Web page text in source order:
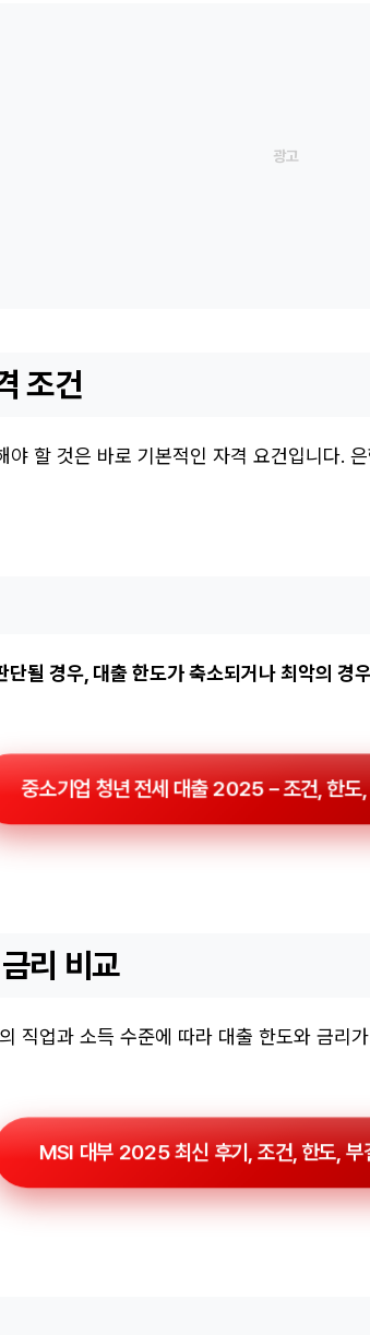
조건
할 것은 바로 기본적인 자격 요건입니다.
될 경우, 대출 한도가 축소되거나 최악의 경
중소기업 청년 전세 대출 2025 – 조건, 한
리 비교
직업과 소득 수준에 따라 대출 한도와 금리
MSI 대부 2025 최신 후기, 조건, 한도, 부